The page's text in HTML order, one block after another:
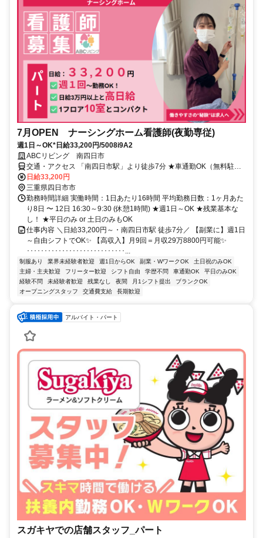
7月OPEN ナーシングホーム看護師(夜勤専従)
週1日～OK*日給33,200円/5008i9A2
ABCリビング 南四日市
交通・アクセス 「南四日市駅」より徒歩7分 ★車通勤OK（無料駐車
場完備）
日給33,200円
三重県四日市市
勤務時間詳細 実働時間：1日あたり16時間 平均勤務日数：1ヶ月あた
り8日 〜 12日 16:30～9:30 (休憩1時間) ★週1日～OK ★残業基本な
し！ ★平日のみ or 土日のみもOK
仕事内容 ＼日給33,200円～・南四日市駅 徒歩7分／ 【副業に】週1日
～自由シフトでOK✨ 【高収入】月9回＝月収29万8800円可能✨
････････････････････････････...
制服あり 業界未経験者歓迎 週1日からOK 副業・WワークOK
土日祝のみOK
主婦・主夫歓迎
フリーター歓迎 シフト自由 学歴不問 車通勤OK
平日のみOK
経験不問
未経験者歓迎 残業なし 夜間 月1シフト提出
ブランクOK
オープニングスタッフ
交通費支給 長期歓迎
アルバイト・パート
スガキヤでの店舗スタッフ_パート